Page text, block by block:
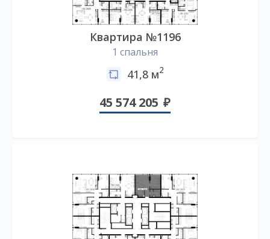
Квартира №1196
1 спальня
41,8 м2
45 574 205